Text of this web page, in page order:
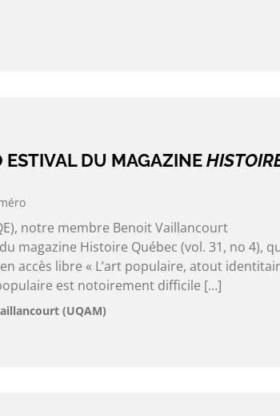
DU MAGAZINE
notre membre Benoit Vaillancourt
magazine Histoire Québec (vol. 31, no 4),
accès libre « L’art populaire, atout
est notoirement difficile […]
(UQAM)